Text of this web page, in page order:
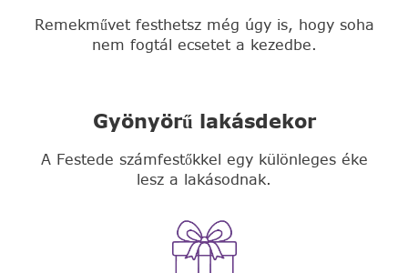
Remekművet festhetsz még úgy is, hogy soha
nem fogtál ecsetet a kezedbe.
Gyönyörű lakásdekor
A Festede számfestőkkel egy különleges éke
lesz a lakásodnak.